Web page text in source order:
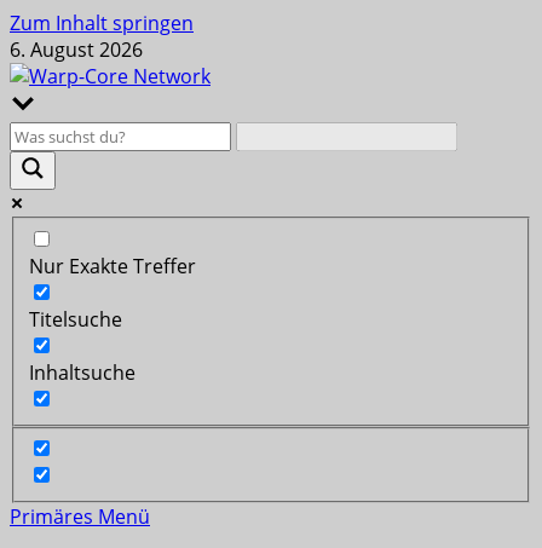
Zum Inhalt springen
6. August 2026
Nur Exakte Treffer
Titelsuche
Inhaltsuche
Primäres Menü